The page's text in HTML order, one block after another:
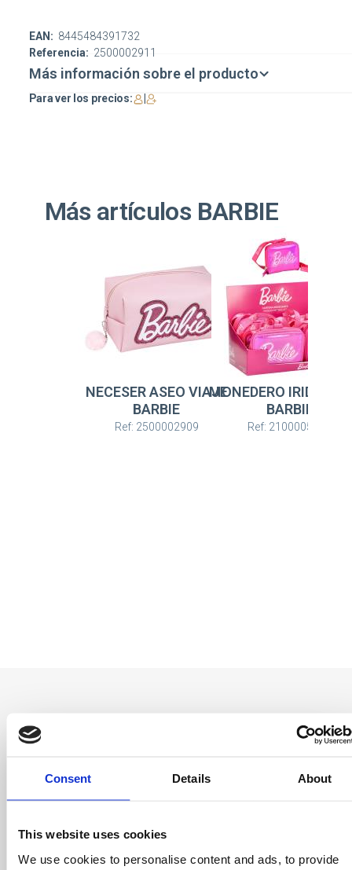
Consent Details About
This website uses cookies
We use cookies to personalise content and ads, to provide
Referencia: 2500002911
EAN: 8445484391732
Más información sobre el producto
Para ver los precios:
Más artículos BARBIE
NECESER ASEO VIAJE
BARBIE
Ref: 2500002909
MONEDERO
BARBIE
Ref: 2100005923
Entérate antes
que nadie
Consigue ofertas especiales, información
conoce antes que nadie las novedades del